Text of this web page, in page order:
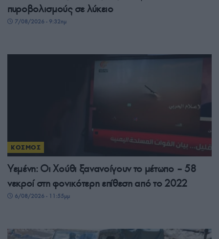
πυροβολισμούς σε λύκειο
7/08/2026 - 9:32πμ
ΚΟΣΜΟΣ
Υεμένη: Οι Χούθι ξανανοίγουν το μέτωπο – 58
νεκροί στη φονικότερη επίθεση από το 2022
6/08/2026 - 11:55μμ